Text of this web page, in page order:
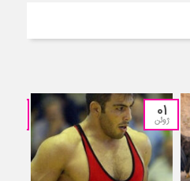
01
ژوئن